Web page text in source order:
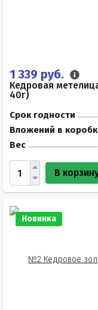
1 339 руб.
Кедровая
40г)
Срок годности
Вложений в
Вес
В
Новинка